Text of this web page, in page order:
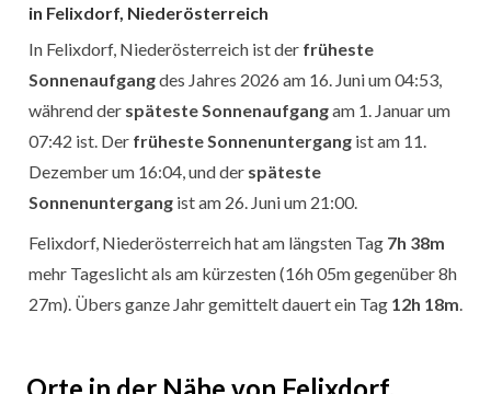
in Felixdorf, Niederösterreich
In Felixdorf, Niederösterreich ist der früheste
Sonnenaufgangdes Jahres 2026 am 16. Juni um 04:53,
während der späteste Sonnenaufgangam 1. Januar um
07:42 ist. Der früheste Sonnenuntergang ist am 11.
Dezember um 16:04, und der späteste
Sonnenuntergang ist am 26. Juni um 21:00.
Felixdorf, Niederösterreich hat am längsten Tag 7h 38m
mehr Tageslicht als am kürzesten (16h 05m gegenüber 8h
27m). Übers ganze Jahr gemittelt dauert ein Tag 12h 18m
Orte in der Nähe von Felixdorf,